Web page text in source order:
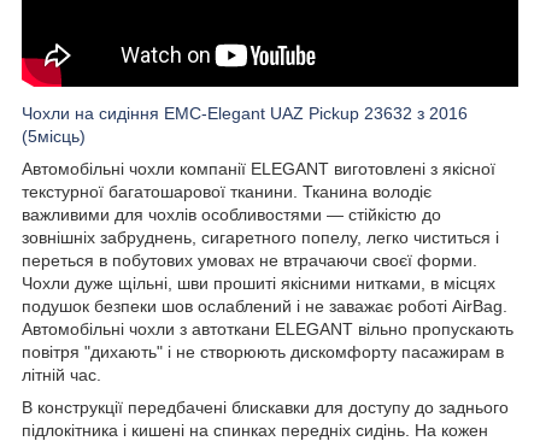
Чохли на сидіння EMC-Elegant UAZ Pickup 23632 з 2016
(5місць)
Автомобільні чохли компанії ELEGANT виготовлені з якісної
текстурної багатошарової тканини. Тканина володіє
важливими для чохлів особливостями — стійкістю до
зовнішніх забруднень, сигаретного попелу, легко чиститься і
переться в побутових умовах не втрачаючи своєї форми.
Чохли дуже щільні, шви прошиті якісними нитками, в місцях
подушок безпеки шов ослаблений і не заважає роботі AirBag.
Автомобільні чохли з автоткани ELEGANT вільно пропускають
повітря "дихають" і не створюють дискомфорту пасажирам в
літній час.
В конструкції передбачені блискавки для доступу до заднього
підлокітника і кишені на спинках передніх сидінь. На кожен